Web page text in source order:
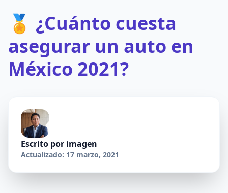
🏅 ¿Cuánto cuesta
asegurar un auto en
México 2021?
Escrito por imagen
Actualizado: 17 marzo, 2021